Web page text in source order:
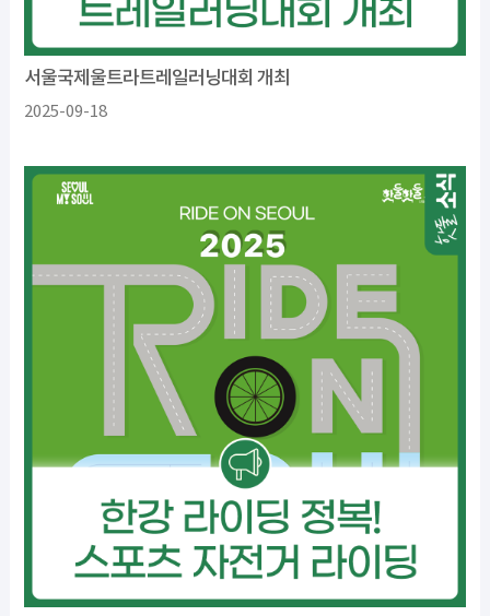
서울국제울트라트레일러닝대회 개최
2025-09-18